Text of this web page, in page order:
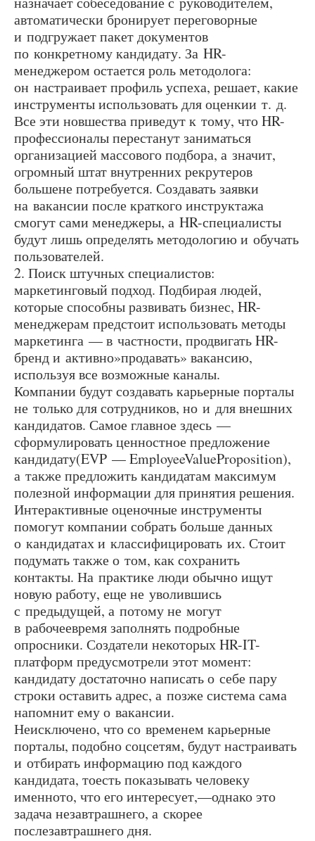
автоматически бронирует переговорные
и подгружает пакет документов
по конкретному кандидату. За HR-
менеджером остается роль методолога:
он настраивает профиль успеха, решает, какие
инструменты использовать для оценкии т. д.
Все эти новшества приведут к тому, что HR-
профессионалы перестанут заниматься
организацией массового подбора, а значит,
огромный штат внутренних рекрутеров
большене потребуется. Создавать заявки
на вакансии после краткого инструктажа
смогут сами менеджеры, а HR-специалисты
будут лишь определять методологию и обучать
пользователей.
2. Поиск штучных специалистов:
маркетинговый подход. Подбирая людей,
которые способны развивать бизнес, HR-
менеджерам предстоит использовать методы
маркетинга — в частности, продвигать HR-
бренд и активно»продавать» вакансию,
используя все возможные каналы.
Компании будут создавать карьерные порталы
не только для сотрудников, но и для внешних
кандидатов. Самое главное здесь —
сформулировать ценностное предложение
кандидату(EVP — EmployeeValueProposition),
а также предложить кандидатам максимум
полезной информации для принятия решения.
Интерактивные оценочные инструменты
помогут компании собрать больше данных
о кандидатах и классифицировать их. Стоит
подумать также о том, как сохранить
контакты. На практике люди обычно ищут
новую работу, еще не уволившись
с предыдущей, а потому не могут
в рабочеевремя заполнять подробные
опросники. Создатели некоторых HR-IT-
платформ предусмотрели этот момент:
кандидату достаточно написать о себе пару
строки оставить адрес, а позже система сама
напомнит ему о вакансии.
Неисключено, что со временем карьерные
порталы, подобно соцсетям, будут настраивать
и отбирать информацию под каждого
кандидата, тоесть показывать человеку
именното, что его интересует,—однако это
задача незавтрашнего, а скорее
послезавтрашнего дня.